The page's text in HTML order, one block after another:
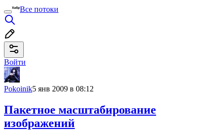
Все потоки
Войти
Pokoinik5 янв 2009 в 08:12
Пакетное масштабирование
изображений